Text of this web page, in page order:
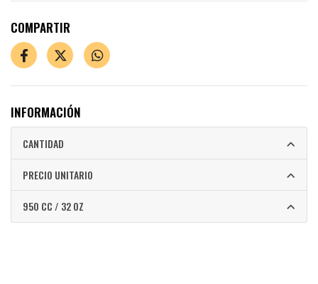
COMPARTIR
INFORMACIÓN
CANTIDAD
PRECIO UNITARIO
950 CC / 32 OZ